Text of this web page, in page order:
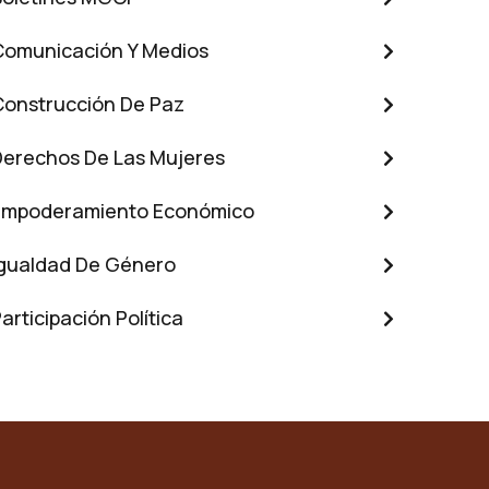
Y Medios
De Paz
De Las Mujeres
Económico
De Género
Política